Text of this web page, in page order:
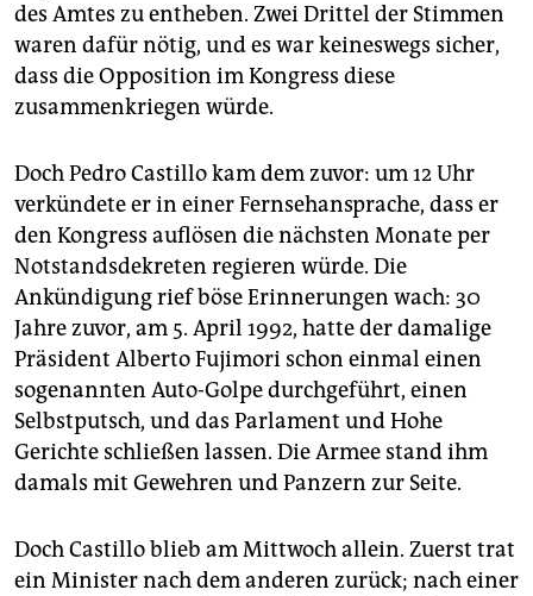
genossenschaft
epaper login
des Amtes zu entheben. Zwei Drittel der Stimmen
waren dafür nötig, und es war keineswegs sicher,
dass die Opposition im Kongress diese
zusammenkriegen würde.
Doch Pedro Castillo kam dem zuvor: um 12 Uhr
verkündete er in einer Fernsehansprache, dass er
den Kongress auflösen die nächsten Monate per
Notstandsdekreten regieren würde. Die
Ankündigung rief böse Erinnerungen wach: 30
Jahre zuvor, am 5. April 1992, hatte der damalige
Präsident Alberto Fujimori schon einmal einen
sogenannten Auto-Golpe durchgeführt, einen
Selbstputsch, und das Parlament und Hohe
Gerichte schließen lassen. Die Armee stand ihm
damals mit Gewehren und Panzern zur Seite.
Doch Castillo blieb am Mittwoch allein. Zuerst trat
ein Minister nach dem anderen zurück; nach einer